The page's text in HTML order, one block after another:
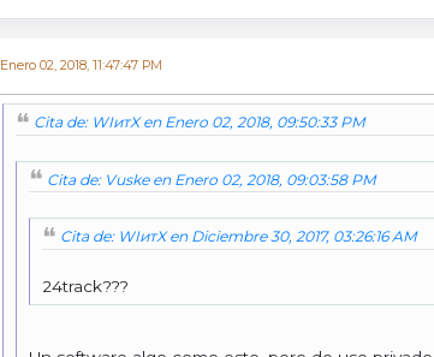
Enero 02, 2018, 11:47:47 PM
Cita de: WIитX en Enero 02, 2018, 09:50:33 PM
Cita de: Vuske en Enero 02, 2018, 09:03:58 PM
Cita de: WIитX en Diciembre 30, 2017, 03:26:16 AM
24track???